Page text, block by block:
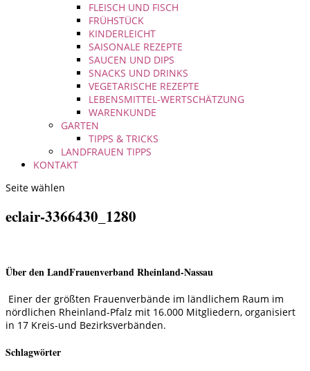
FLEISCH UND FISCH
FRÜHSTÜCK
KINDERLEICHT
SAISONALE REZEPTE
SAUCEN UND DIPS
SNACKS UND DRINKS
VEGETARISCHE REZEPTE
LEBENSMITTEL-WERTSCHÄTZUNG
WARENKUNDE
GARTEN
TIPPS & TRICKS
LANDFRAUEN TIPPS
KONTAKT
Seite wählen
eclair-3366430_1280
Über den LandFrauenverband Rheinland-Nassau
Einer der größten Frauenverbände im ländlichem Raum im
nördlichen Rheinland-Pfalz mit 16.000 Mitgliedern, organisiert
in 17 Kreis-und Bezirksverbänden.
Schlagwörter